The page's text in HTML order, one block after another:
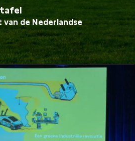
de Nederlandse